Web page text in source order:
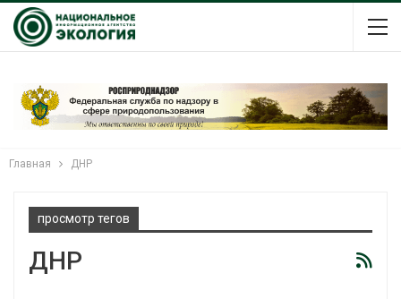
Главная ДНР
просмотр тегов
ДНР